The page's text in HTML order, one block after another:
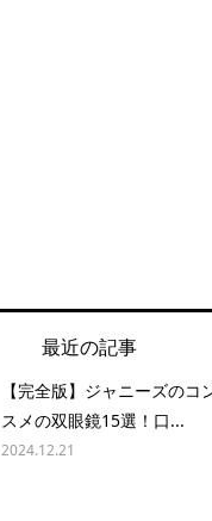
最近の記事
【完全版】ジャニーズのコ
スメの双眼鏡15選！口...
2024.12.21